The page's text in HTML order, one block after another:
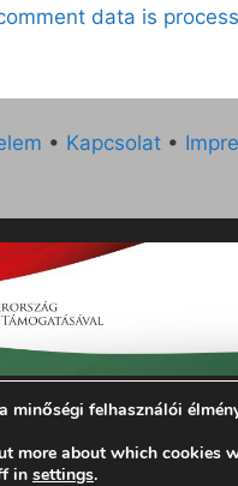
data is
• Kapcsolat •
katolikus hetilap 2014.
az EGYH-KCP-14-P-
3 000 000 Ft
Erőforrások
minőségi felhasználói
more about which cookies
in settings.